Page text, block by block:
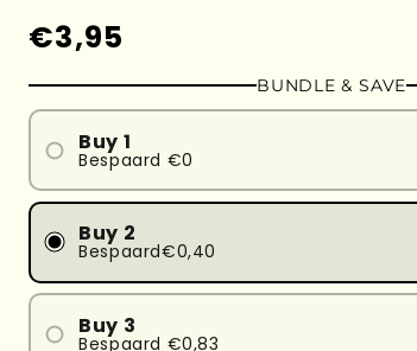
Prezzo
listino
€3,95
BUNDLE & SAVE
Buy 1
Bespaard €0
Buy 2
Bespaard€0,40
Buy 3
Bespaard €0,83